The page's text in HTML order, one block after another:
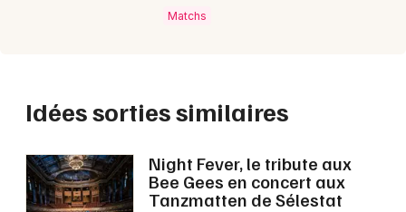
Matchs
Idées sorties similaires
Night Fever, le tribute aux
Bee Gees en concert aux
Tanzmatten de Sélestat